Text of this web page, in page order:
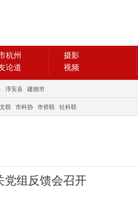
杭州
论道
摄影
视频
淳安县 建德市
联 市科协 市侨联 社科联
党组反馈会召开